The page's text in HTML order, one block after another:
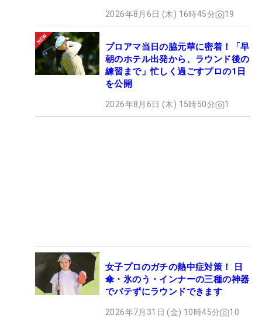
2026年8月6日 (木) 16時45分 19
プロアマ当日の脇元華に密着！「早
朝のホテル出発から、ラウンド後の
練習まで」忙しく過ごすプロの1日
を公開
2026年8月6日 (木) 15時50分 1
女子プロのガチの熱中症対策！ 日
傘・氷のう・インナーの三種の神器
でバテずにラウンドできます
2026年7月31日 (金) 10時45分 10